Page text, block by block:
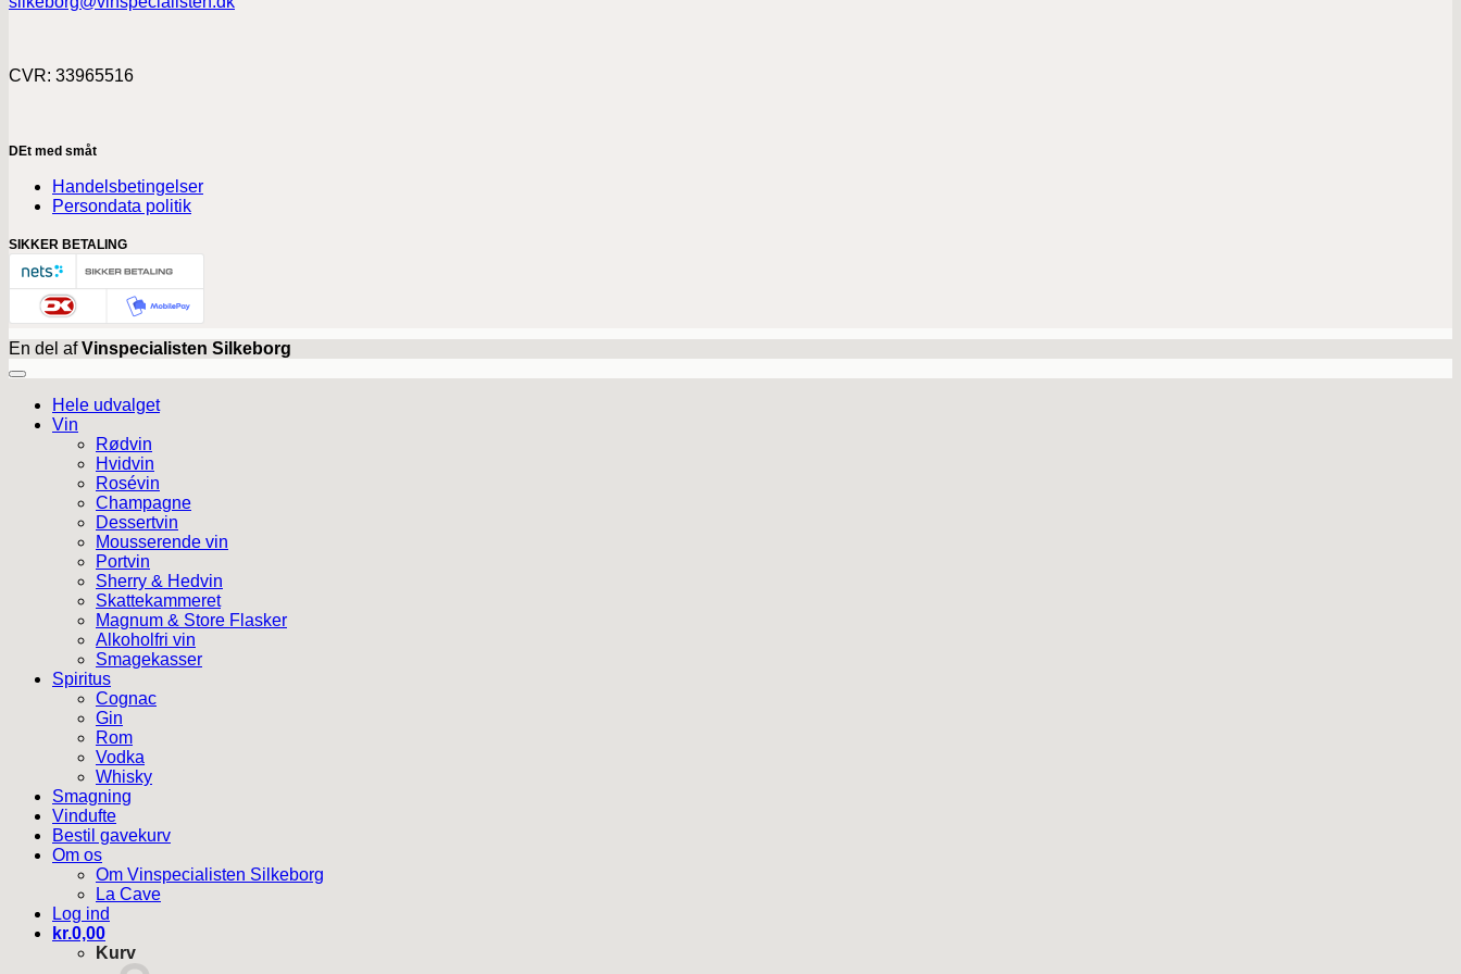
CVR: 33965516
DEt med småt
Handelsbetingelser
Persondata politik
SIKKER BETALING
En del afVinspecialisten Silkeborg
Hele udvalget
Vin
Rødvin
Hvidvin
Rosévin
Champagne
Dessertvin
Mousserende vin
Portvin
Sherry & Hedvin
Skattekammeret
Magnum & Store Flasker
Alkoholfri vin
Smagekasser
Spiritus
Cognac
Gin
Rom
Vodka
Whisky
Smagning
Vindufte
Bestil gavekurv
Om os
Om Vinspecialisten Silkeborg
La Cave
Log ind
kr.0,00
Kurv